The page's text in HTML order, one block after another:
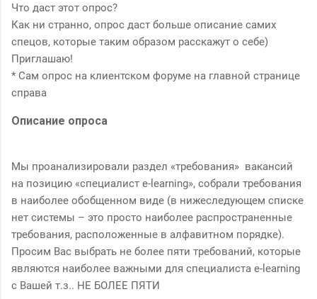
Что даст этот опрос?
Как ни странно, опрос даст больше описание самих
спецов, которые таким образом расскажут о себе)
Приглашаю!
* Сам опрос на клиентском форуме на главной странице
справа
Описание опроса
Мы проанализировали раздел «требования» вакансий
на позицию «специалист e-learning», собрали требования
в наиболее обобщенном виде (в нижеследующем списке
нет системы – это просто наиболее распространенные
требования, расположенные в алфавитном порядке).
Просим Вас выбрать не более пяти требований, которые
являются наиболее важными для специалиста e-learning
с Вашей т.з.. НЕ БОЛЕЕ ПЯТИ